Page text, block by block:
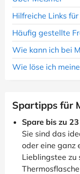
Hilfreiche Links
Häufig gestellte
Wie kann ich bei
Wie löse ich
Spartipps für
Spare bis zu
Sie sind das
oder eine ganz
Lieblingstee zu